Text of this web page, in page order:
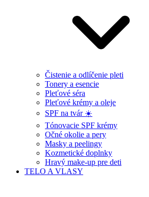
Čistenie a odlíčenie pleti
Tonery a esencie
Pleťové séra
Pleťové krémy a oleje
SPF na tvár ☀️
Tónovacie SPF krémy
Očné okolie a pery
Masky a peelingy
Kozmetické doplnky
Hravý make-up pre deti
TELO A VLASY